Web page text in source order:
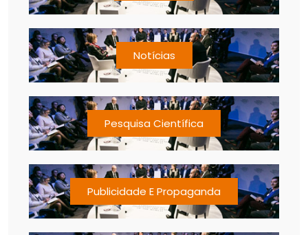
Notícias
Pesquisa Científica
Publicidade E Propaganda